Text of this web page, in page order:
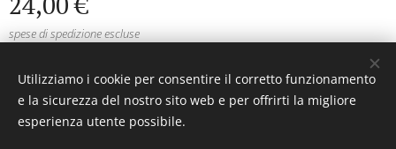
spese di spedizione escluse
ATSANTIFURTI© Tutti i diritti riservati 1992
Utilizziamo i cookie per consentire il corretto funzionamento
e la sicurezza del nostro sito web e per offrirti la migliore
esperienza utente possibile.